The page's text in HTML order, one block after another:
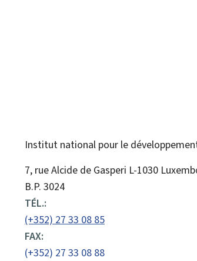
Institut national pour le
ADRESSE
:
7, rue Alcide de Gasperi L-1030
B.P. 3024
TÉL.:
(+352) 27 33 08 85
FAX:
(+352) 27 33 08 88